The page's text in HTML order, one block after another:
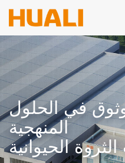
في الحلول
المنهجية
الحيوانية